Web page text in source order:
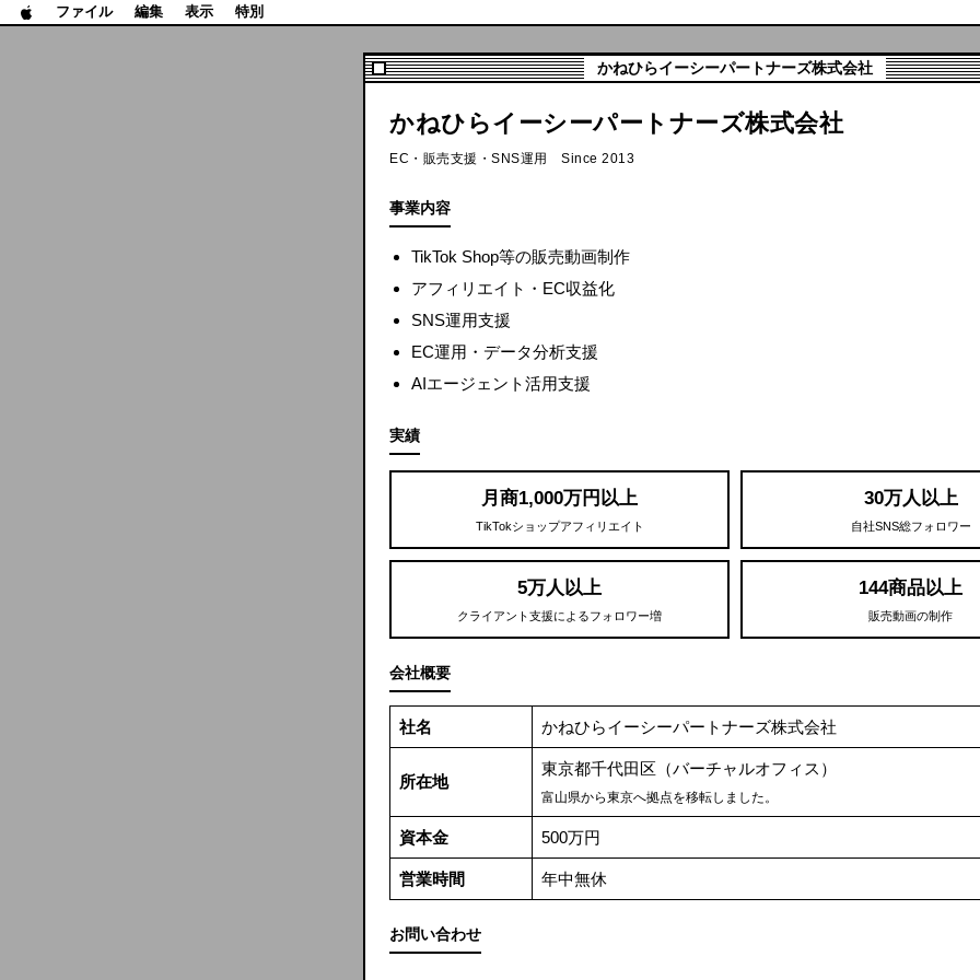
ファイル 編集 表示 特別
かねひらイーシーパートナーズ株式会社
かねひらイーシーパートナーズ株式会社
EC・販売支援・SNS運用 Since 2013
事業内容
TikTok Shop等の販売動画制作
アフィリエイト・EC収益化
SNS運用支援
EC運用・データ分析支援
AIエージェント活用支援
実績
月商1,000万円以上
TikTokショップアフィリエイト
30万人以上
自社SNS総フォロワー
5万人以上
クライアント支援によるフォロワー増
144商品以上
販売動画の制作
会社概要
社名 かねひらイーシーパートナーズ株式会社
所在地
東京都千代田区（バーチャルオフィス）
富山県から東京へ拠点を移転しました。
資本金 500万円
営業時間 年中無休
お問い合わせ